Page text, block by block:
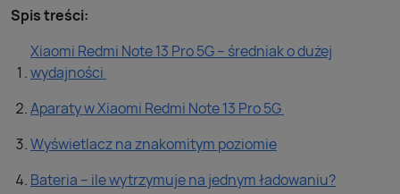
Spis treści:
Xiaomi Redmi Note 13 Pro 5G – średniak o dużej
wydajności
Aparaty w Xiaomi Redmi Note 13 Pro 5G
Wyświetlacz na znakomitym poziomie
Bateria – ile wytrzymuje na jednym ładowaniu?